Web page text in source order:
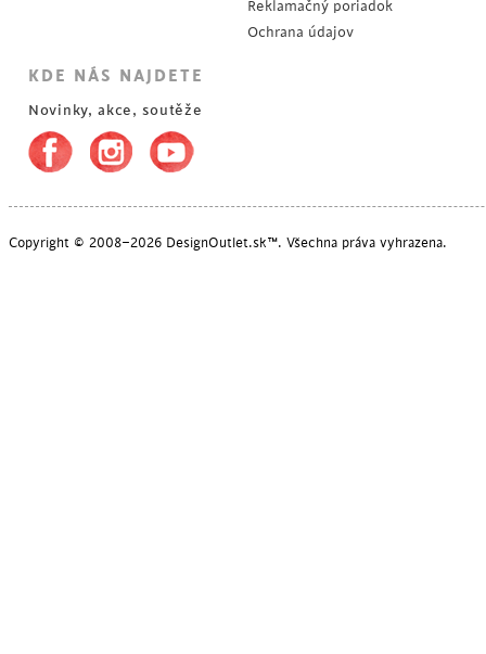
Reklamačný poriadok
Ochrana údajov
KDE NÁS NAJDETE
Novinky, akce, soutěže
Copyright © 2008–2026 DesignOutlet.sk™. Všechna práva vyhrazena.